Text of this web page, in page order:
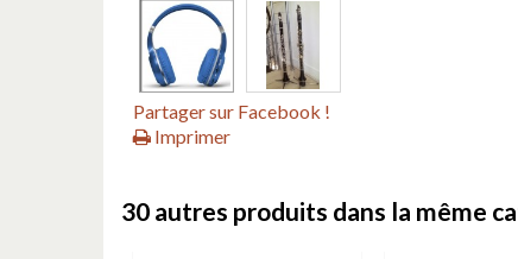
Partager sur Facebook !
Imprimer
30 autres produits dans la même